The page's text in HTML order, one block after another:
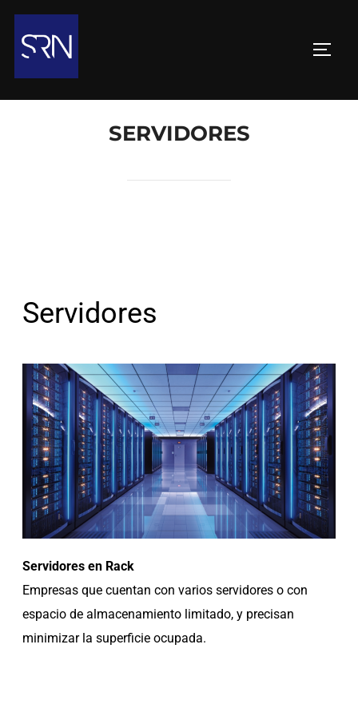
SERVIDORES
Servidores
Servidores en Rack
Empresas que cuentan con varios servidores o con
espacio de almacenamiento limitado, y precisan
minimizar la superficie ocupada.